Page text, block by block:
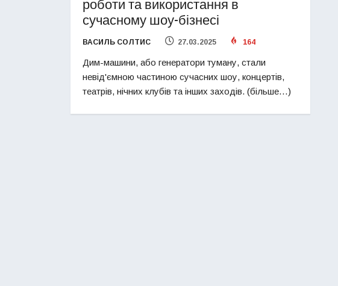
роботи та використання в
сучасному шоу-бізнесі
ВАСИЛЬ СОЛТИС 27.03.2025 164
Дим-машини, або генератори туману, стали
невід'ємною частиною сучасних шоу, концертів,
театрів, нічних клубів та інших заходів. (більше…)